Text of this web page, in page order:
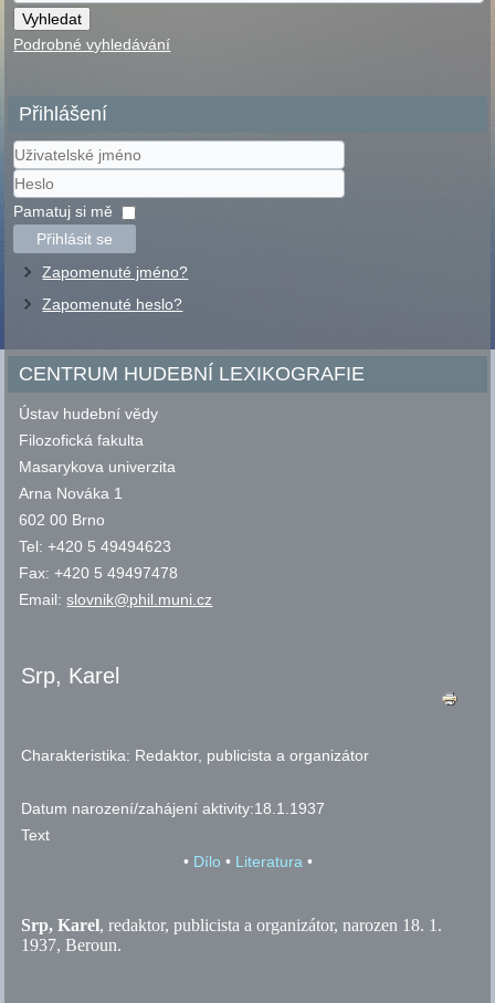
Podrobné vyhledávání
Přihlášení
Uživatelské
jméno
Heslo
Pamatuj si mě
Přihlásit se
Zapomenuté jméno?
Zapomenuté heslo?
CENTRUM HUDEBNÍ LEXIKOGRAFIE
Ústav hudební vědy
Filozofická fakulta
Masarykova univerzita
Arna Nováka 1
602 00 Brno
Tel: +420 5 49494623
Fax: +420 5 49497478
Email:slovnik@phil.muni.cz
Srp, Karel
Charakteristika: Redaktor, publicista a organizátor
Datum narození/zahájení aktivity:18.1.1937
Text
• Dílo • Literatura•
Srp, Karel, redaktor, publicista a organizátor, narozen 18. 1.
1937, Beroun.